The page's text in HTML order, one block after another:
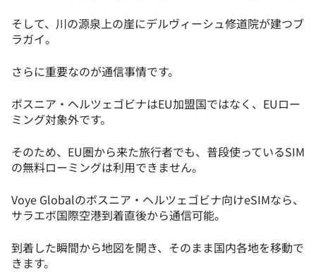
そして、川の源泉上の崖にデルヴィーシュ修道院が建つブ
ラガイ。
さらに重要なのが通信事情です。
ボスニア・ヘルツェゴビナはEU加盟国ではなく、EUロー
ミング対象外です。
そのため、EU圏から来た旅行者でも、普段使っているSIM
の無料ローミングは利用できません。
Voye Globalのボスニア・ヘルツェゴビナ向けeSIMなら、
サラエボ国際空港到着直後から通信可能。
到着した瞬間から地図を開き、そのまま国内各地を移動で
きます。